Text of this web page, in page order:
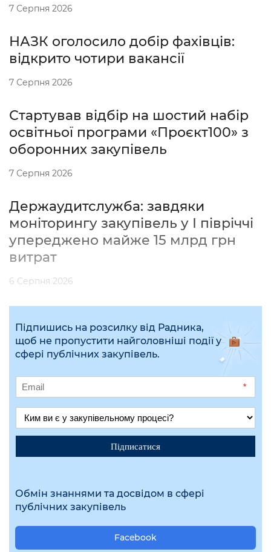
7 Серпня 2026
НАЗК оголосило добір фахівців:
відкрито чотири вакансії
7 Серпня 2026
Стартував відбір на шостий набір
освітньої програми «Проєкт100» з
оборонних закупівель
7 Серпня 2026
Держаудитслужба: завдяки
моніторингу закупівель у І півріччі
упереджено майже 15 млрд грн
витрат
6 Серпня 2026
Підпишись на розсилку від Радника,
щоб не пропустити найголовніші події у
сфері публічних закупівель.
*
Підписатися
Обмін знаннями та досвідом в сфері
публічних закупівель
Facebook